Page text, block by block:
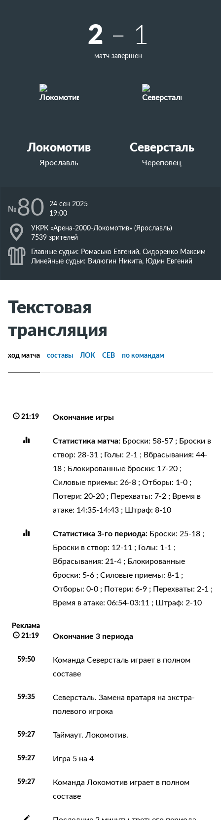
Локомотив
Ярославль
2 – 1
матч завершен
Северсталь
Череповец
№80 24 сен 2025
19:00
J
УКРК «Арена-2000-Локомотив» (Ярославль)
7539 зрителей
K
Главные судьи: Ромасько Евгений, Сидоренко Максим
Линейные судьи: Вилюгин Никита, Юдин Евгений
Текстовая
трансляция
ход матча составы ЛОК СЕВ по командам
21:19 Окончание игры
Статистика матча: Броски: 58-57 ; Броски в
створ: 28-31 ; Голы: 2-1 ; Вбрасывания: 44-
18 ; Блокированные броски: 17-20 ;
Силовые приемы: 26-8 ; Отборы: 1-0 ;
Потери: 20-20 ; Перехваты: 7-2 ; Время в
атаке: 14:35-14:43 ; Штраф: 8-10
Статистика 3-го периода: Броски: 25-18 ;
Броски в створ: 12-11 ; Голы: 1-1 ;
Вбрасывания: 21-4 ; Блокированные
броски: 5-6 ; Силовые приемы: 8-1 ;
Отборы: 0-0 ; Потери: 6-9 ; Перехваты: 2-1 ;
Время в атаке: 06:54-03:11 ; Штраф: 2-10
Реклама
21:19
Окончание 3 периода
59:50
Команда Северсталь играет в полном
составе
59:35
Северсталь. Замена вратаря на экстра-
полевого игрока
59:27 Таймаут. Локомотив.
59:27 Игра 5 на 4
59:27
Команда Локомотив играет в полном
составе